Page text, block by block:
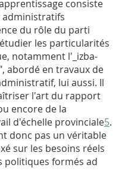
consiste
administratifs
du rôle du parti
les particularités
notamment l'_izba-
abordé en travaux de
lui aussi. Il
l'art du rapport
encore de la
d'échelle provinciale5.
donc pas un véritable
sur les besoins réels
politiques formés ad